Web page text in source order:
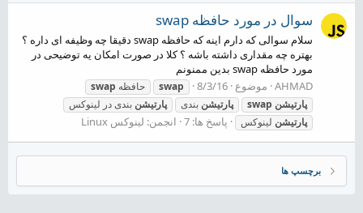
سوال در مورد حافظه swap
سلام سوالی که دارم اینه که حافظه swap دقیقا چه وظیفه ای داره ؟
بهتره چه مقداری داشته باشه ؟ کلا در صورت امکان یه توضیحی در
مورد حافظه swap بدین ممنونم
AHMAD موضوع 8/3/16
swap حافظه swap
پارتیشن swap پارتیشن بندی پارتیشن بندی در لینوکس
پارتیشن لینوکس پاسخ ها: 7 انجمن: لینوکس Linux
برچسپ ها